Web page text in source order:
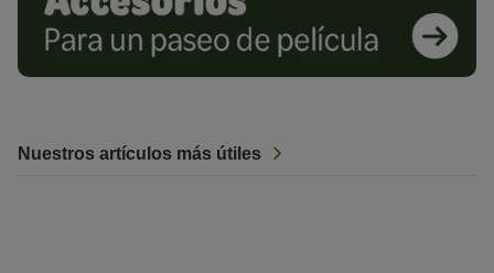
Nuestros artículos más útiles